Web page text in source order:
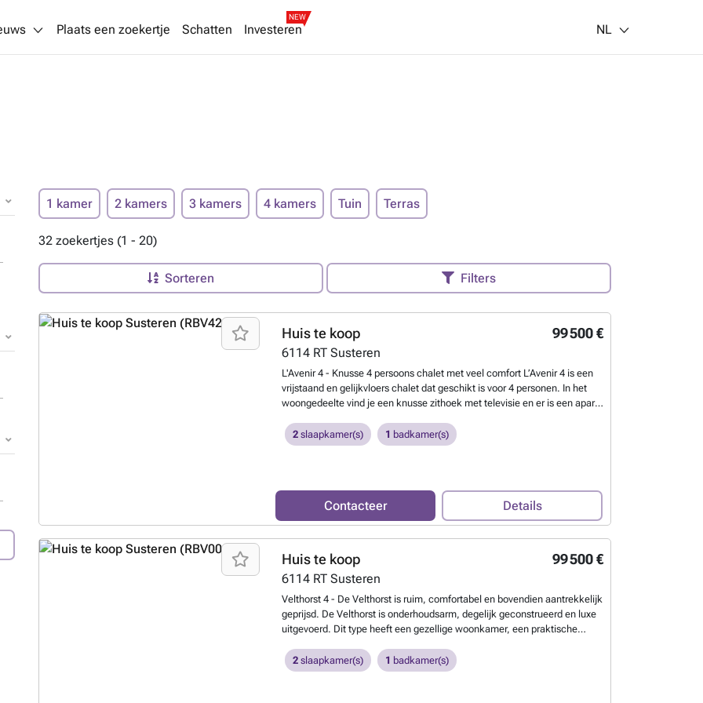
Plaats een zoekertje Schatten Investeren
NEW
NL
1 kamer 2 kamers 3 kamers 4 kamers Tuin Terras
32 zoekertjes (1 - 20)
Sorteren Filters
99 500 €
Huis te koop
6114 RT Susteren
L'Avenir 4 - Knusse 4 persoons chalet met veel comfort L’Avenir 4 is een
vrijstaand en gelijkvloers chalet dat geschikt is voor 4 personen. In het
woongedeelte vind je een knusse zithoek met televisie en er is een aparte
andere uitgerust met een vaatwasser, combimagnetron, waterkoker en
een filterkoffiezetapparaat. Verder heeft het chalet 2 slaapkamers met
tuinmeubilair. Je kunt 1 auto bij het chalet parkeren en er is gratis wifi
beschikbaar.Meer weten?
2slaapkamer(s) 1 badkamer(s)
Contacteer Details
99 500 €
Huis te koop
6114 RT Susteren
Velthorst 4 - De Velthorst is ruim, comfortabel en bovendien aantrekkelijk
geprijsd. De Velthorst is onderhoudsarm, degelijk geconstrueerd en luxe
uitgevoerd. Dit type heeft een gezellige woonkamer, een praktische
slaapkamers en een badkamer met douche en toilet.
2slaapkamer(s) 1 badkamer(s)